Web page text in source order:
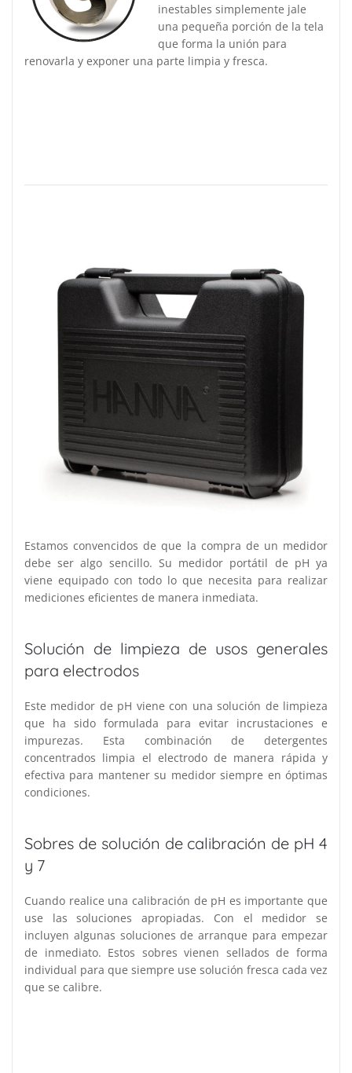
inestables simplemente jale
una pequeña porción de la tela
que forma la unión para
renovarla y exponer una parte limpia y fresca.
Estamos convencidos de que la compra de un medidor
debe ser algo sencillo. Su medidor portátil de pH ya
viene equipado con todo lo que necesita para realizar
mediciones eficientes de manera inmediata.
Solución de limpieza de usos generales
para electrodos
Este medidor de pH viene con una solución de limpieza
que ha sido formulada para evitar incrustaciones e
impurezas. Esta combinación de detergentes
concentrados limpia el electrodo de manera rápida y
efectiva para mantener su medidor siempre en óptimas
condiciones.
Sobres de solución de calibración de pH 4
y 7
Cuando realice una calibración de pH es importante que
use las soluciones apropiadas. Con el medidor se
incluyen algunas soluciones de arranque para empezar
de inmediato. Estos sobres vienen sellados de forma
individual para que siempre use solución fresca cada vez
que se calibre.